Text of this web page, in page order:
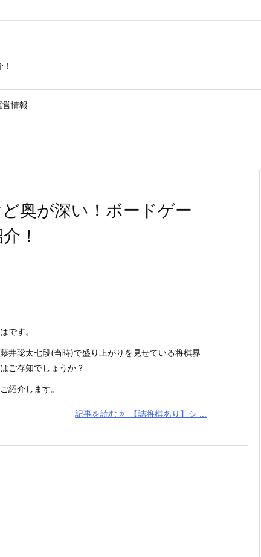
営情報
奥が深い！ボードゲー
！
です。
井聡太七段(当時)で盛り上がりを見せている将棋界
ご存知でしょうか？
紹介します。
記事を読む 【詰将棋あり】シ ...